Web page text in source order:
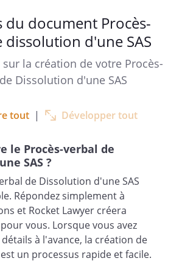
de quorum et de
du document Procès-
dissolution d'une SAS
la création de votre Procès-
Dissolution d'une SAS
tout | Développer tout
le Procès-verbal de
SAS ?
de Dissolution d'une SAS
Répondez simplement à
et Rocket Lawyer créera
vous. Lorsque vous avez
à l'avance, la création de
un processus rapide et facile.